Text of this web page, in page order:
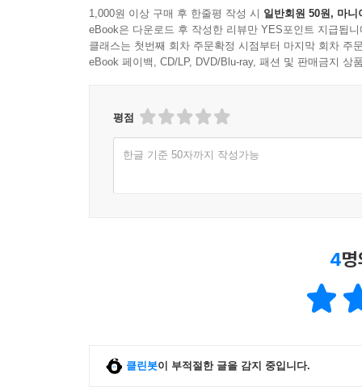
1,000원 이상 구매 후 한줄평 작성 시 일반회원 50원, 마니
eBook은 다운로드 후 작성한 리뷰만 YES포인트 지급됩니
클래스는 첫번째 회차 주문확정 시점부터 마지막 회차 주
eBook 페이백, CD/LP, DVD/Blu-ray, 패션 및 판매금지 상
평점
한글 기준 50자까지 작성가능
4
클린봇이 부적절한 글을 감지 중입니다.